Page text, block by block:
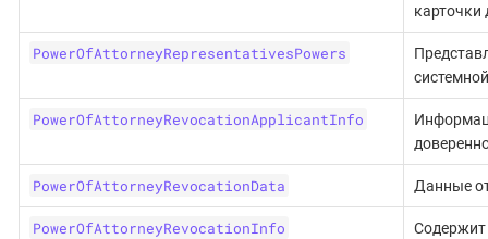
карточки
PowerOfAttorneyRepresentativesPowers
PowerOfAttorneyRevocationApplicantInfo
PowerOfAttorneyRevocationData Данные
PowerOfAttorneyRevocationInfo